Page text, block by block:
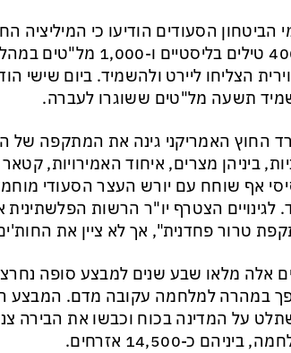
הביטחון הסעודים הודיעו כי
מ-400 טילים
הצליחו ליירט ולהשמיד. ביום שישי
תשעה מל"טים ששוגרו לעברה.
החוץ האמריקני גינה את המתקפה של
ביניהן מצרים, איחוד האמירויות,
אף שוחח עם יורש העצר הסעודי
לגינויים הצטרף יו"ר הרשות
טרור פחדנית", אך לא ציין את
אלה מלאו שבע שנים למבצע סופה
במהרה למלחמה עקובה מדם. המבצע
ביניהם כ-14,500 אזרחים.